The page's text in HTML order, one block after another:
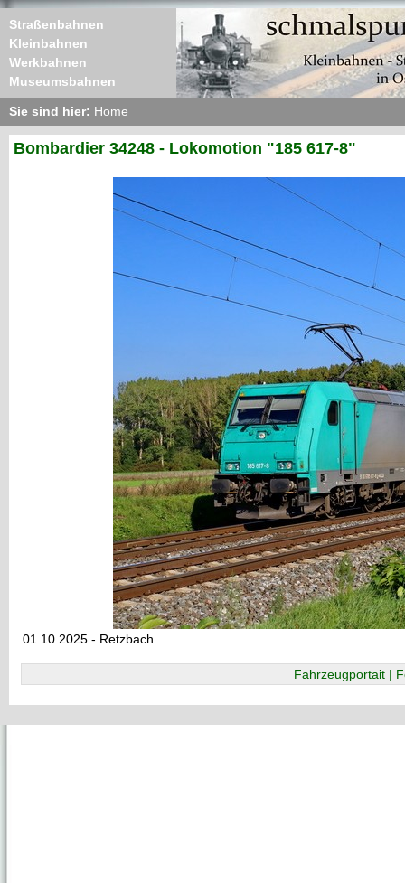
Straßenbahnen
Kleinbahnen
Werkbahnen
Museumsbahnen
Sie sind hier: Home
Bombardier 34248 - Lokomotion "185 617-8"
01.10.2025 - Retzbach
Fahrzeugportait |